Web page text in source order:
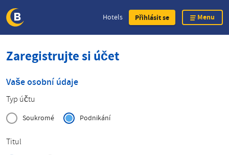
content
Hotels Přihlásit se Menu
Zaregistrujte si účet
Vaše osobní údaje
Typ účtu
Soukromé Podnikání
Titul